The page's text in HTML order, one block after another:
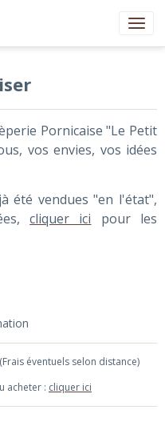
Pornicaise "Le Petit
vos envies, vos idées
été vendues "en l'état",
cliquer ici pour les
éventuels selon distance)
acheter : cliquer ici